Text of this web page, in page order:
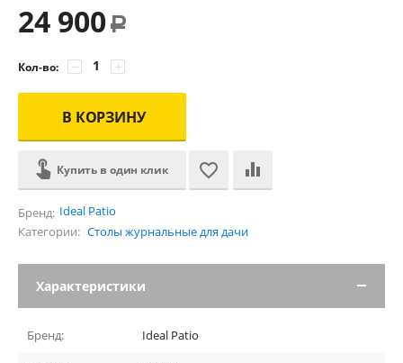
24 900 Р
Кол-во: +
−
В КОРЗИНУ
Купить в один клик
Бренд: Ideal Patio
Категории: Столы журнальные для дачи
Характеристики
Бренд: Ideal Patio